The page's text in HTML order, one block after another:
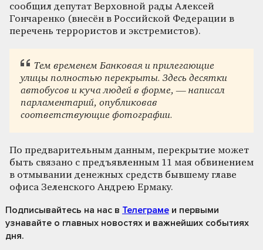
сообщил депутат Верховной рады Алексей
Гончаренко (внесён в Российской Федерации в
перечень террористов и экстремистов).
Тем временем Банковая и прилегающие
улицы полностью перекрыты. Здесь десятки
автобусов и куча людей в форме, — написал
парламентарий, опубликовав
соответствующие фотографии.
По предварительным данным, перекрытие может
быть связано с предъявленным 11 мая обвинением
в отмывании денежных средств бывшему главе
офиса Зеленского Андрею Ермаку.
Подписывайтесь на нас в Телеграме и первыми
узнавайте о главных новостях и важнейших событиях
дня.